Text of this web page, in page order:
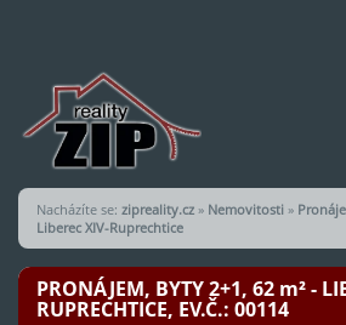
Nacházíte se: zipreality.cz » Nemovitosti »
Liberec XIV-Ruprechtice
PRONÁJEM, BYTY 2+1, 62 m²-
RUPRECHTICE, EV.Č.: 00114